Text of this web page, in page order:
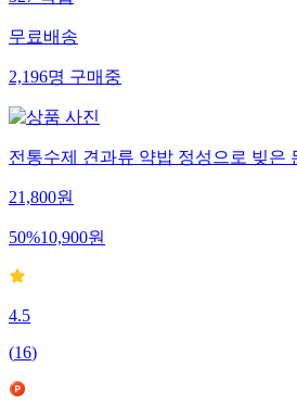
무료배송
2,196명구매중
전통수제 견과류 약밥 정성으로 빚은
21,800원
50%10,900원
4.5
(16)